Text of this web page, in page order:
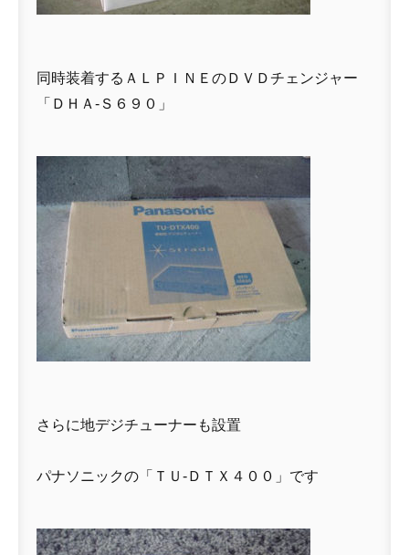
同時装着するＡＬＰＩＮＥのＤＶＤチェンジャー
「ＤＨＡ-Ｓ６９０」
さらに地デジチューナーも設置
パナソニックの「ＴＵ-ＤＴＸ４００」です